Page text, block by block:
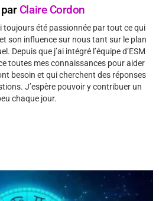
Claire Cordon
toujours été passionnée par tout ce qui
son influence sur nous tant sur le plan
Depuis que j’ai intégré l’équipe d’ESM
toutes mes connaissances pour aider
besoin et qui cherchent des réponses
J’espère pouvoir y contribuer un
chaque jour.